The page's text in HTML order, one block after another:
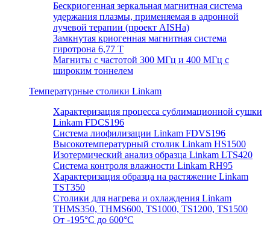
Бескриогенная зеркальная магнитная система
удержания плазмы, применяемая в адронной
лучевой терапии (проект AISHa)
Замкнутая криогенная магнитная система
гиротрона 6,77 T
Магниты с частотой 300 МГц и 400 МГц с
широким тоннелем
Температурные столики Linkam
Характеризация процесса сублимационной сушки
Linkam FDCS196
Система лиофилизации Linkam FDVS196
Высокотемпературный столик Linkam HS1500
Изотермический анализ образца Linkam LTS420
Система контроля влажности Linkam RH95
Характеризация образца на растяжение Linkam
TST350
Столики для нагрева и охлаждения Linkam
THMS350, THMS600, TS1000, TS1200, TS1500
От -195°C до 600°C